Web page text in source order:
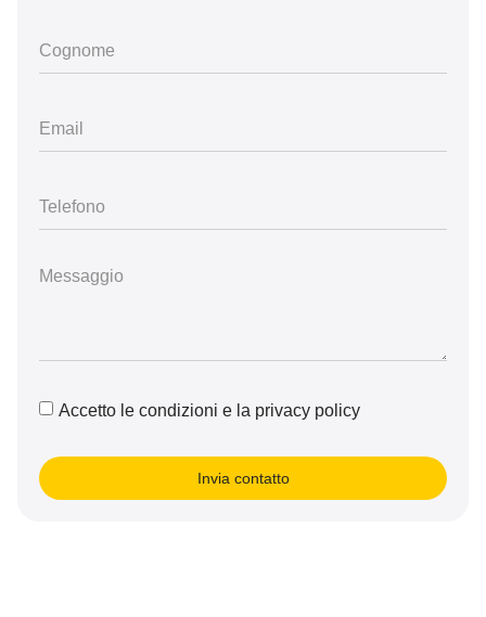
Accetto le condizioni e la privacy policy
Invia contatto